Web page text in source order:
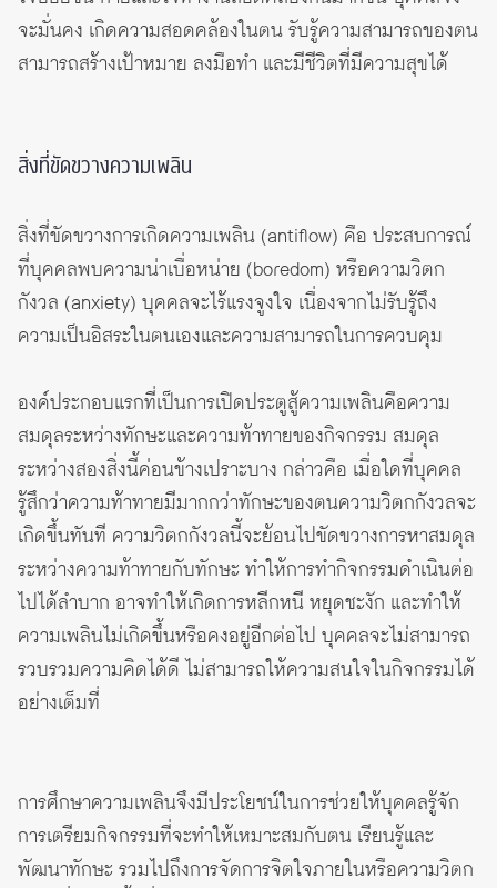
จะมั่นคง เกิดความสอดคล้องในตน รับรู้ความสามารถของตน
สามารถสร้างเป้าหมาย ลงมือทำ และมีชีวิตที่มีความสุขได้
สิ่งที่ขัดขวางความเพลิน
สิ่งที่ขัดขวางการเกิดความเพลิน (antiflow) คือ ประสบการณ์
ที่บุคคลพบความน่าเบื่อหน่าย (boredom) หรือความวิตก
กังวล (anxiety) บุคคลจะไร้แรงจูงใจ เนื่องจากไม่รับรู้ถึง
ความเป็นอิสระในตนเองและความสามารถในการควบคุม
องค์ประกอบแรกที่เป็นการเปิดประตูสู้ความเพลินคือความ
สมดุลระหว่างทักษะและความท้าทายของกิจกรรม สมดุล
ระหว่างสองสิ่งนี้ค่อนข้างเปราะบาง กล่าวคือ เมื่อใดที่บุคคล
รู้สึกว่าความท้าทายมีมากกว่าทักษะของตนความวิตกกังวลจะ
เกิดขึ้นทันที ความวิตกกังวลนี้จะย้อนไปขัดขวางการหาสมดุล
ระหว่างความท้าทายกับทักษะ ทำให้การทำกิจกรรมดำเนินต่อ
ไปได้ลำบาก อาจทำให้เกิดการหลีกหนี หยุดชะงัก และทำให้
ความเพลินไม่เกิดขึ้นหรือคงอยู่อีกต่อไป บุคคลจะไม่สามารถ
รวบรวมความคิดได้ดี ไม่สามารถให้ความสนใจในกิจกรรมได้
อย่างเต็มที่
การศึกษาความเพลินจึงมีประโยชน์ในการช่วยให้บุคคลรู้จัก
การเตรียมกิจกรรมที่จะทำให้เหมาะสมกับตน เรียนรู้และ
พัฒนาทักษะ รวมไปถึงการจัดการจิตใจภายในหรือความวิตก